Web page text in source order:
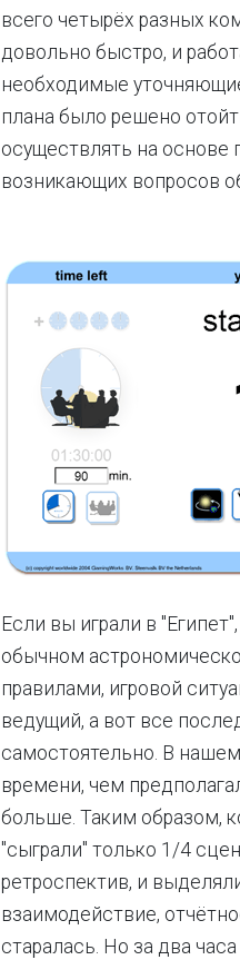
всего четырёх разных
довольно быстро, и
необходимые
плана было решено
осуществлять на основе
возникающих вопросов
Если вы играли в
обычном
правилами, игровой
ведущий, а вот все
самостоятельно. В
времени, чем
больше. Таким образом,
"сыграли" только 1/4
ретроспектив, и
взаимодействие,
старалась. Но за два